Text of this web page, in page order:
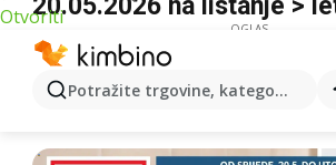
Otvoriti
Potražite trgovine, kategorije,
20.05.2026 na listanje >
OGLAS